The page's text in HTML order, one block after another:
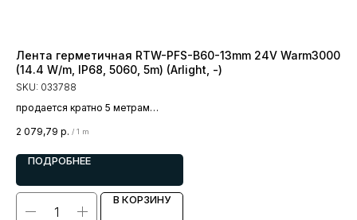
Лента герметичная RTW-PFS-B60-13mm 24V Warm3000
(14.4 W/m, IP68, 5060, 5m) (Arlight, -)
SKU: 033788
продается кратно 5 метрам
2 079,79 р. / 1 m
ПОДРОБНЕЕ
В КОРЗИНУ